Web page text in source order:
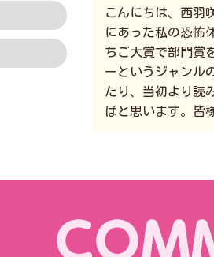
こんにちは、西羽
にあった私の恐怖
ちご大賞で部門賞
ーというジャンル
たり、当初より読
ばと思います。皆